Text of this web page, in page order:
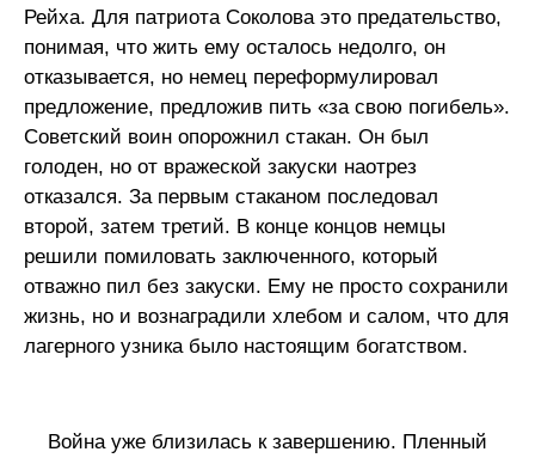
Рейха. Для патриота Соколова это предательство,
понимая, что жить ему осталось недолго, он
отказывается, но немец переформулировал
предложение, предложив пить «за свою погибель».
Советский воин опорожнил стакан. Он был
голоден, но от вражеской закуски наотрез
отказался. За первым стаканом последовал
второй, затем третий. В конце концов немцы
решили помиловать заключенного, который
отважно пил без закуски. Ему не просто сохранили
жизнь, но и вознаградили хлебом и салом, что для
лагерного узника было настоящим богатством.
Война уже близилась к завершению. Пленный